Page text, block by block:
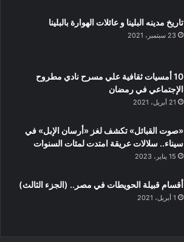
تاريخ مدينه البلينا و عائلات الهوارة بالبلينا
23 سبتمبر، 2021
10 أمسيات ثقافية علي مسرح نادي مطروح
الإجتماعي في رمضان
21 أبريل، 2021
«صوت القبائل» تكشف لغز «أرسان الإبل» في
سيناء.. سلالات عريقة امتدت لمئات السنوات
15 يناير، 2023
أقسام قبيلة الحويطات في مصر.. (الجزء الثالث)
1 أبريل، 2021